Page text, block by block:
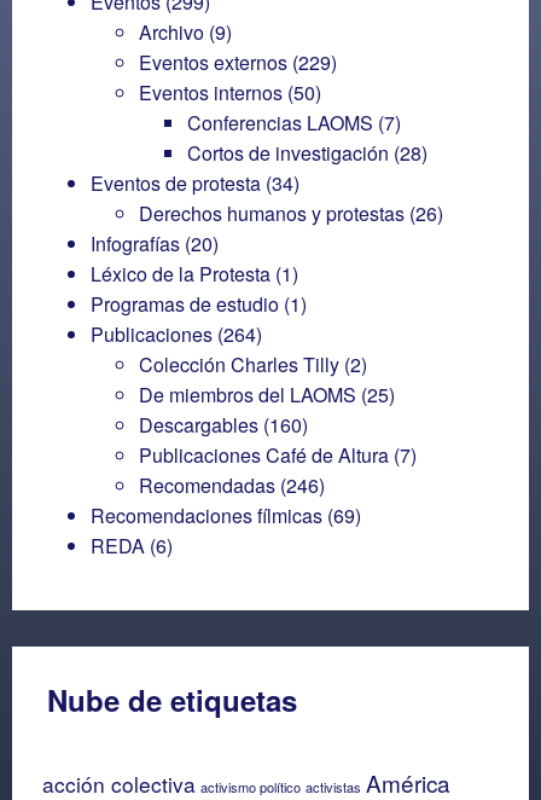
Archivo (9)
Eventos externos (229)
Eventos internos (50)
Conferencias LAOMS (7)
Cortos de investigación (28)
Eventos de protesta (34)
Derechos humanos y protestas (26)
Infografías (20)
Léxico de la Protesta (1)
Programas de estudio (1)
Publicaciones (264)
Colección Charles Tilly (2)
De miembros del LAOMS (25)
Descargables (160)
Publicaciones Café de Altura (7)
Recomendadas (246)
Recomendaciones fílmicas (69)
REDA (6)
Nube de etiquetas
acción colectiva activismo político activistas América